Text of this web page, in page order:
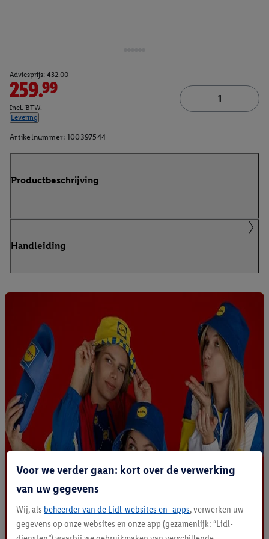
Adviesprijs: 432.00
259.99
Incl. BTW.
Levering
Artikelnummer: 100397544
Productbeschrijving
Handleiding
Voor we verder gaan: kort over de verwerking
van uw gegevens
Wij, als beheerder van de Lidl-websites en -apps, verwerken uw
gegevens op onze websites en onze app (gezamenlijk: “Lidl-